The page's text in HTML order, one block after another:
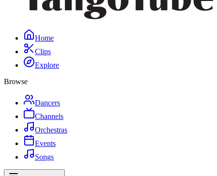
Home
Clips
Explore
Browse
Dancers
Channels
Orchestras
Events
Songs